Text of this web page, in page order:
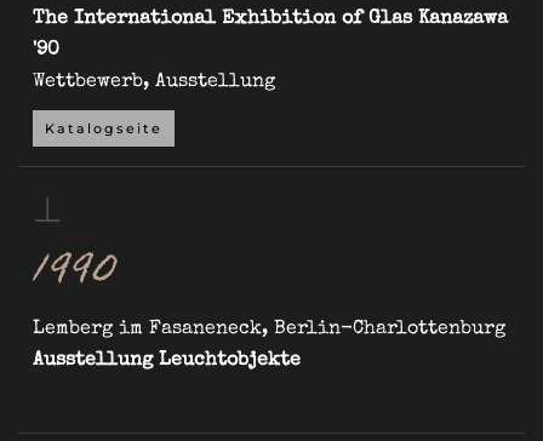
The International Exhibition of Glas Kanazawa
'90
Wettbewerb, Ausstellung
Katalogseite
⊥
1990
Lemberg im Fasaneneck, Berlin-Charlottenburg
Ausstellung Leuchtobjekte